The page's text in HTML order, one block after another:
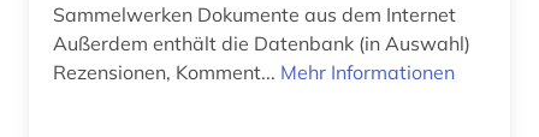
rhythmus (2)
rhythmusspiel (1)
Sammelwerken Dokumente aus dem Internet
Außerdem enthält die Datenbank (in Auswahl)
Rezensionen, Komment... Mehr Informationen